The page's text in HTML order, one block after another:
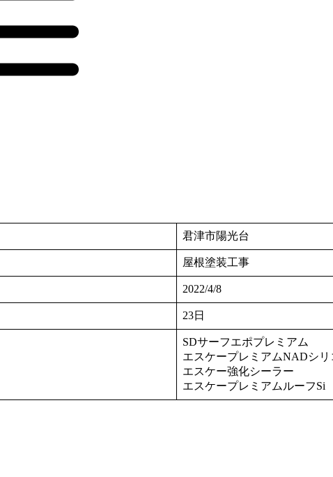
君津市陽光台
屋根塗装工事
2022/4/8
23日
SDサーフエポプレミアム
エスケープレミアムNADシリ
エスケー強化シーラー
エスケープレミアムルーフSi